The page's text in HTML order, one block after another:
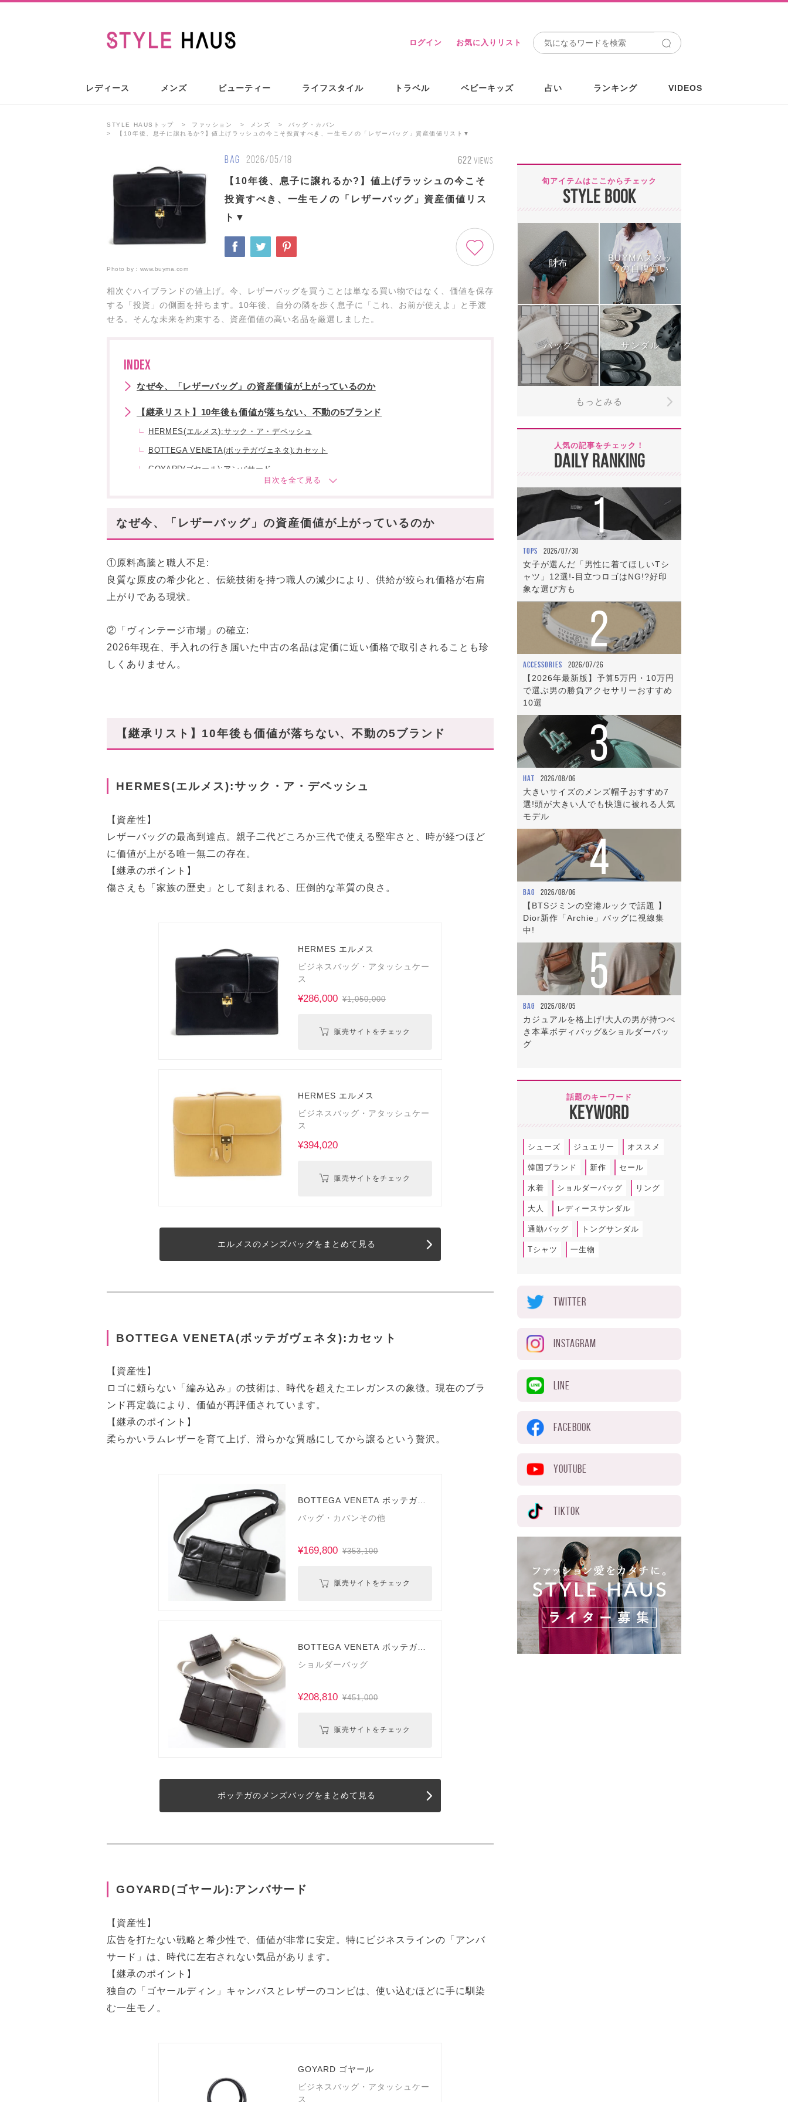
ログイン お気に入りリスト
レディース メンズ ビューティー ライフスタイル トラベル ベビーキッズ 占い ランキング VIDEOS
STYLE HAUSトップ ファッション メンズ
バッグ・カバン
【10年後、息子に譲れるか?】値上げラッシュの今こそ投資すべき、一生モノの「レザーバッグ」資産価値リスト▼
BAG 2026/05/18 622 VIEWS
【10年後、息子に譲れるか?】値上げラッシュの今こそ
投資すべき、一生モノの「レザーバッグ」資産価値リス
ト▼
Photo by： www.buyma.com
相次ぐハイブランドの値上げ。今、レザーバッグを買うことは単なる買い物ではなく、価値を保存
する「投資」の側面を持ちます。10年後、自分の隣を歩く息子に「これ、お前が使えよ」と手渡
せる。そんな未来を約束する、資産価値の高い名品を厳選しました。
INDEX
なぜ今、「レザーバッグ」の資産価値が上がっているのか
【継承リスト】10年後も価値が落ちない、不動の5ブランド
HERMES(エルメス):サック・ア・デペッシュ
BOTTEGA VENETA(ボッテガヴェネタ):カセット
GOYARD(ゴヤール):アンバサード
息子に譲るための「3つのメンテナンス」
〜まとめ〜
なぜ今、「レザーバッグ」の資産価値が上がっているのか
①原料高騰と職人不足:
良質な原皮の希少化と、伝統技術を持つ職人の減少により、供給が絞られ価格が右肩
上がりである現状。
②「ヴィンテージ市場」の確立:
2026年現在、手入れの行き届いた中古の名品は定価に近い価格で取引されることも珍
しくありません。
【継承リスト】10年後も価値が落ちない、不動の5ブランド
HERMES(エルメス):サック・ア・デペッシュ
【資産性】
レザーバッグの最高到達点。親子二代どころか三代で使える堅牢さと、時が経つほど
に価値が上がる唯一無二の存在。
【継承のポイント】
傷さえも「家族の歴史」として刻まれる、圧倒的な革質の良さ。
HERMES エルメス
ビジネスバッグ・アタッシュケー
ス
¥286,000 ¥1,050,000
販売サイトをチェック
HERMES エルメス
ビジネスバッグ・アタッシュケー
ス
¥394,020
販売サイトをチェック
エルメスのメンズバッグをまとめて見る
BOTTEGA VENETA(ボッテガヴェネタ):カセット
【資産性】
ロゴに頼らない「編み込み」の技術は、時代を超えたエレガンスの象徴。現在のブラ
ンド再定義により、価値が再評価されています。
【継承のポイント】
柔らかいラムレザーを育て上げ、滑らかな質感にしてから譲るという贅沢。
BOTTEGA VENETA ボッテガヴ
ェネタ
バッグ・カバンその他
¥169,800 ¥353,100
販売サイトをチェック
BOTTEGA VENETA ボッテガヴ
ショルダーバッグ
¥208,810 ¥451,000
販売サイトをチェック
ボッテガのメンズバッグをまとめて見る
GOYARD(ゴヤール):アンバサード
【資産性】
広告を打たない戦略と希少性で、価値が非常に安定。特にビジネスラインの「アンバ
サード」は、時代に左右されない気品があります。
【継承のポイント】
独自の「ゴヤールディン」キャンバスとレザーのコンビは、使い込むほどに手に馴染
む一生モノ。
GOYARD ゴヤール
ビジネスバッグ・アタッシュケー
ス
旬アイテムはここからチェック
STYLE BOOK
財布
BUYMAスタッ
フの自腹買い
バッグ サンダル
もっとみる
人気の記事をチェック！
DAILY RANKING
1
TOPS 2026/07/30
女子が選んだ「男性に着てほしいTシ
ャツ」12選!-目立つロゴはNG!?好印
象な選び方も
2
ACCESSORIES 2026/07/26
【2026年最新版】予算5万円・10万円
で選ぶ男の勝負アクセサリーおすすめ
10選
3
HAT 2026/08/06
大きいサイズのメンズ帽子おすすめ7
選!頭が大きい人でも快適に被れる人気
モデル
4
BAG 2026/08/06
【BTSジミンの空港ルックで話題 】
Dior新作「Archie」バッグに視線集
中!
5
BAG 2026/08/05
カジュアルを格上げ!大人の男が持つべ
き本革ボディバッグ&ショルダーバッ
グ
話題のキーワード
KEYWORD
シューズ ジュエリー オススメ
韓国ブランド 新作 セール
水着 ショルダーバッグ リング
大人 レディースサンダル
通勤バッグ トングサンダル
Tシャツ 一生物
TWITTER
INSTAGRAM
LINE
FACEBOOK
YOUTUBE
TIKTOK